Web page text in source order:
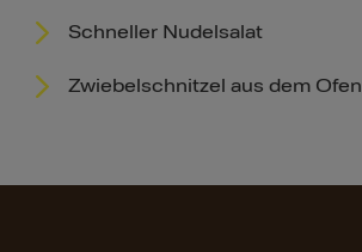
Schneller Nudelsalat
Zwiebelschnitzel aus dem Ofen